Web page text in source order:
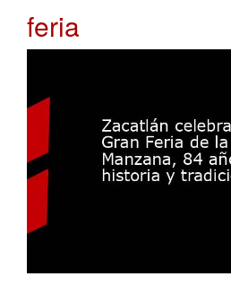
feria